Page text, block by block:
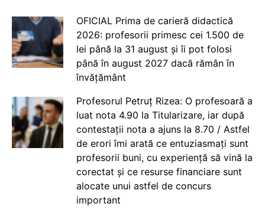
OFICIAL Prima de carieră didactică
2026: profesorii primesc cei 1.500 de
lei până la 31 august și îi pot folosi
până în august 2027 dacă rămân în
învățământ
Profesorul Petruț Rizea: O profesoară a
luat nota 4.90 la Titularizare, iar după
contestații nota a ajuns la 8.70 / Astfel
de erori îmi arată ce entuziasmați sunt
profesorii buni, cu experiență să vină la
corectat și ce resurse financiare sunt
alocate unui astfel de concurs
important